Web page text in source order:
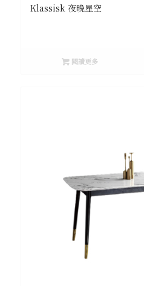
Klassisk 夜晚星空
閱讀更多